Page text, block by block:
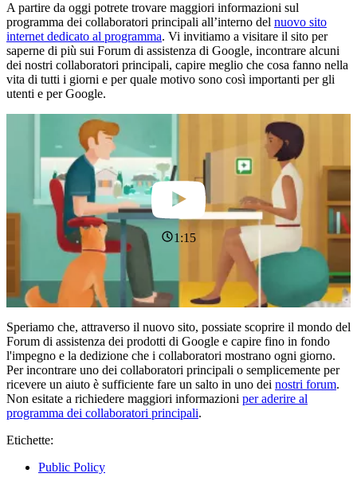
A partire da oggi potrete trovare maggiori informazioni sul
programma dei collaboratori principali all’interno del nuovo sito
internet dedicato al programma. Vi invitiamo a visitare il sito per
saperne di più sui Forum di assistenza di Google, incontrare alcuni
dei nostri collaboratori principali, capire meglio che cosa fanno nella
vita di tutti i giorni e per quale motivo sono così importanti per gli
utenti e per Google.
1:15
Speriamo che, attraverso il nuovo sito, possiate scoprire il mondo del
Forum di assistenza dei prodotti di Google e capire fino in fondo
l'impegno e la dedizione che i collaboratori mostrano ogni giorno.
Per incontrare uno dei collaboratori principali o semplicemente per
ricevere un aiuto è sufficiente fare un salto in uno dei nostri forum.
Non esitate a richiedere maggiori informazioni per aderire al
programma dei collaboratori principali.
Etichette:
Public Policy